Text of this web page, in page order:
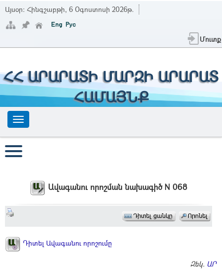
Այսօր: Հինգշաբթի, 6 Օգոստոսի 2026թ.
Մուտք
ՀՀ ԱՐԱՐԱՏԻ ՄԱՐԶԻ ԱՐԱՐԱՏ
ՀԱՄԱՅՆՔ
Ավագանու որոշման նախագիծ N 068
Դիտել Ավագանու որոշումը
Զեկ.